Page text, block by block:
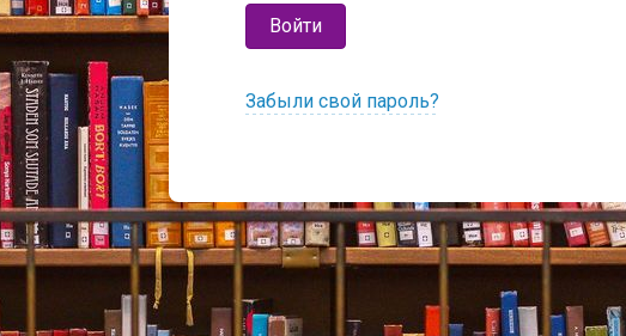
Войти
Забыли свой пароль?